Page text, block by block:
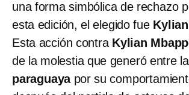
una forma simbólica de rechazo
esta edición, el elegido fue
Esta acción contra Kylian
de la molestia que generó entre
paraguaya por su